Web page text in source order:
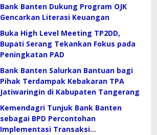
Bank Banten Dukung Program OJK
Gencarkan Literasi Keuangan
Buka High Level Meeting TP2DD,
Bupati Serang Tekankan Fokus pada
Peningkatan PAD
Bank Banten Salurkan Bantuan bagi
Pihak Terdampak Kebakaran TPA
Jatiwaringin di Kabupaten Tangerang
Kemendagri Tunjuk Bank Banten
sebagai BPD Percontohan
Implementasi Transaksi